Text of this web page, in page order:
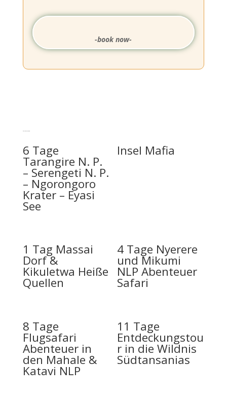
-book now-
6 Tage
Tarangire N. P.
– Serengeti N. P.
– Ngorongoro
Krater – Eyasi
See
Insel Mafia
1 Tag Massai
Dorf &
Kikuletwa Heiße
Quellen
4 Tage Nyerere
und Mikumi
NLP Abenteuer
Safari
8 Tage
Flugsafari
Abenteuer in
den Mahale &
Katavi NLP
11 Tage
Entdeckungstou
r in die Wildnis
Südtansanias